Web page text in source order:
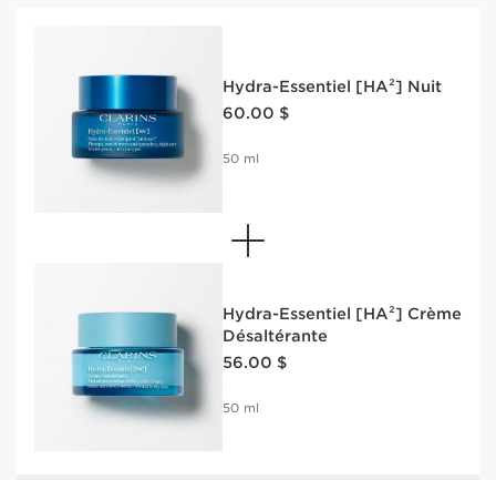
Hydra-Essentiel [HA²] Nuit
60.00 $
50 ml
Hydra-Essentiel [HA²] Crème
Désaltérante
56.00 $
50 ml